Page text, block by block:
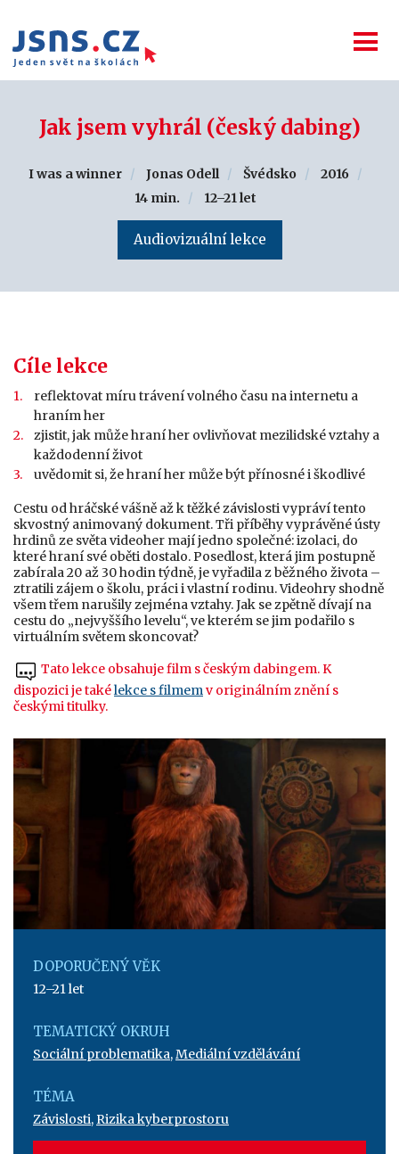
Jak jsem vyhrál (český dabing)
I was a winner Jonas Odell Švédsko
2016
14 min.
12–21 let
Audiovizuální lekce
Cíle lekce
reflektovat míru trávení volného času na internetu a
hraním her
zjistit, jak může hraní her ovlivňovat mezilidské vztahy a
každodenní život
uvědomit si, že hraní her může být přínosné i škodlivé
Cestu od hráčské vášně až k těžké závislosti vypráví tento
skvostný animovaný dokument. Tři příběhy vyprávěné ústy
hrdinů ze světa videoher mají jedno společné: izolaci, do
které hraní své oběti dostalo. Posedlost, která jim postupně
zabírala 20 až 30 hodin týdně, je vyřadila z běžného života –
ztratili zájem o školu, práci i vlastní rodinu. Videohry shodně
všem třem narušily zejména vztahy. Jak se zpětně dívají na
cestu do „nejvyššího levelu“, ve kterém se jim podařilo s
virtuálním světem skoncovat?
Tato lekce obsahuje film s českým dabingem. K
dispozici je takélekce s filmemv originálním znění s
českými titulky.
DOPORUČENÝ VĚK
12–21 let
TEMATICKÝ OKRUH
Sociální problematika,Mediální vzdělávání
TÉMA
Závislosti,Rizika kyberprostoru